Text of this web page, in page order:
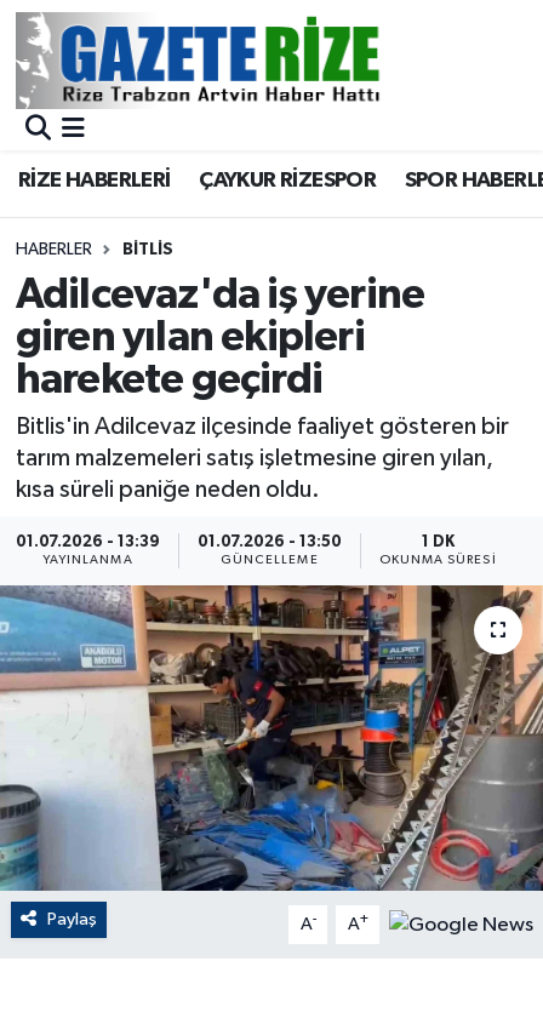
RİZE HABERLERİ ÇAYKUR RİZESPOR SPOR
HABERLER BITLIS
Adilcevaz'da iş yerine
giren yılan ekipleri
harekete geçirdi
Bitlis'in Adilcevaz ilçesinde faaliyet gösteren bir
tarım malzemeleri satış işletmesine giren yılan,
kısa süreli paniğe neden oldu.
01.07.2026 - 13:39
YAYINLANMA
01.07.2026 - 13:50
GÜNCELLEME
1 DK
OKUNMA SÜRESI
Paylaş A- A+
BÖLGEMİZ
Asayiş
Rize Jandarma Komutanlığı
Bilim Teknoloji
Advertising news
ÇEVRE
Dış Haberler
Dünya
EKONOMİ
English News
Merkez Nöbetçi Eczaneler
Merkez Trafik Yoğunluk Haritası
Süper Lig Puan Durumu ve Fikstür
Tüm Manşetler
Son Dakika Haberleri
Haber Arşivi